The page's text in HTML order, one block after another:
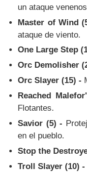
un ataque
Master of Wind
ataque de viento.
One Large Step
Orc Demolisher
Orc Slayer (15) -
Reached
Flotantes.
Savior (5) -
en el pueblo.
Stop the
Troll Slayer (10) -